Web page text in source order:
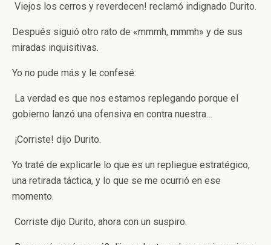
­ Viejos los cerros y reverdecen! ­reclamó indignado Durito.
Después siguió otro rato de «mmmh, mmmh» y de sus
miradas inquisitivas.
Yo no pude más y le confesé:
­ La verdad es que nos estamos replegando porque el
gobierno lanzó una ofensiva en contra nuestra…
­ ¡Corriste! ­dijo Durito.
Yo traté de explicarle lo que es un repliegue estratégico,
una retirada táctica, y lo que se me ocurrió en ese
momento.
­ Corriste ­dijo Durito, ahora con un suspiro.